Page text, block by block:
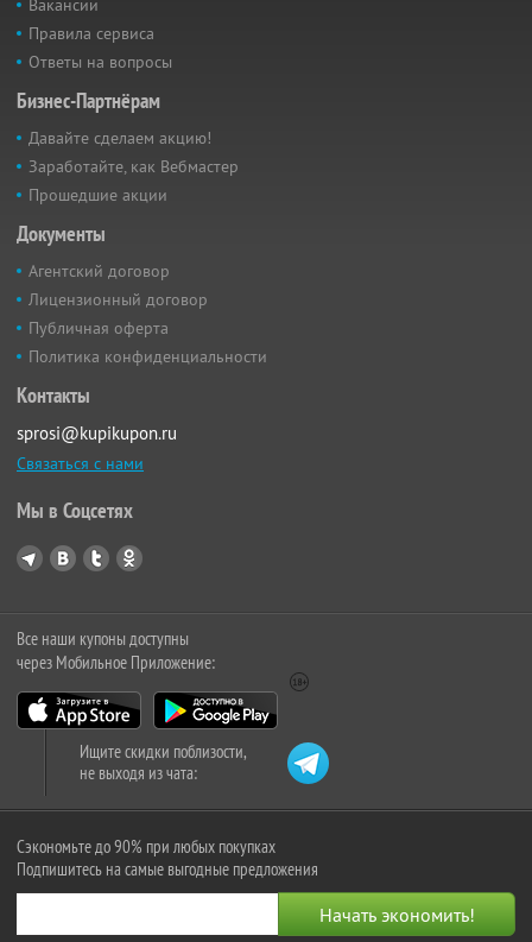
Вакансии
Правила сервиса
Ответы на вопросы
Бизнес-Партнёрам
Давайте сделаем акцию!
Заработайте, как Вебмастер
Прошедшие акции
Документы
Агентский договор
Лицензионный договор
Публичная оферта
Политика конфиденциальности
Контакты
sprosi@kupikupon.ru
Связаться с нами
Мы в Соцсетях
Все наши купоны доступны
через Мобильное Приложение:
Ищите скидки поблизости,
не выходя из чата:
Сэкономьте до 90% при любых покупках
Подпишитесь на самые выгодные предложения